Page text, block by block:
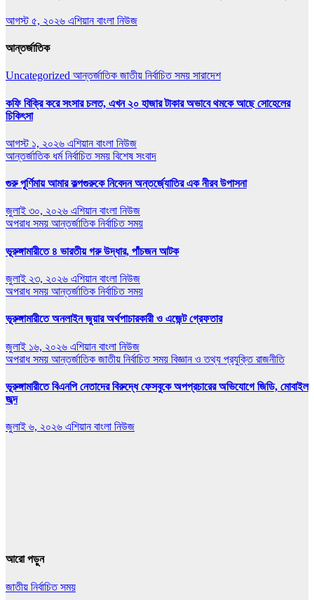
আগস্ট ৫, ২০২৬ এশিয়ান বাংলা নিউজ
আন্তর্জাতিক
Uncategorized আন্তর্জাতিক জাতীয় নির্বাচিত সময় সারাদেশ
কফি বিক্রি করে সংসার চলত, এখন ২০ হাজার টাকার অভাবে থমকে আছে সোহেলের
চিকিৎসা
আগস্ট ১, ২০২৬ এশিয়ান বাংলা নিউজ
আন্তর্জাতিক ধর্মনির্বাচিত সময় বিশেষ সংবাদ
গুরু পূর্ণিমায় আমার কল্পগুরুকে নিবেদন অন্তর্জ্যোতির এক নীরব উপাসনা
জুলাই ৩০, ২০২৬ এশিয়ান বাংলা নিউজ
অপরাধ সময় আন্তর্জাতিক নির্বাচিত সময়
ভূরুঙ্গামারীতে ৪ ভারতীয় গরু উদ্ধার, পাঁচজন আটক
জুলাই ২৩, ২০২৬ এশিয়ান বাংলা নিউজ
অপরাধ সময় আন্তর্জাতিক নির্বাচিত সময়
ভূরুঙ্গামারীতে অনলাইন জুয়ার অর্থপাচারকারী ও এজেন্ট গ্রেফতার
জুলাই ১৬, ২০২৬ এশিয়ান বাংলা নিউজ
অপরাধ সময় আন্তর্জাতিক জাতীয় নির্বাচিত সময় বিজ্ঞান ও তথ্য প্রযুক্তিরাজনীতি
ভূরুঙ্গামারীতে বিএনপি নেতাদের বিরুদ্ধে ফেসবুকে অপপ্রচারের অভিযোগে জিডি, মোবাইল
জব্দ
জুলাই ৬, ২০২৬ এশিয়ান বাংলা নিউজ
আরো পড়ুন
জাতীয় নির্বাচিত সময়